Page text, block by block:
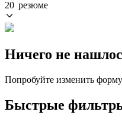
20 резюме
Ничего не
Попробуйте изменить
Быстрые